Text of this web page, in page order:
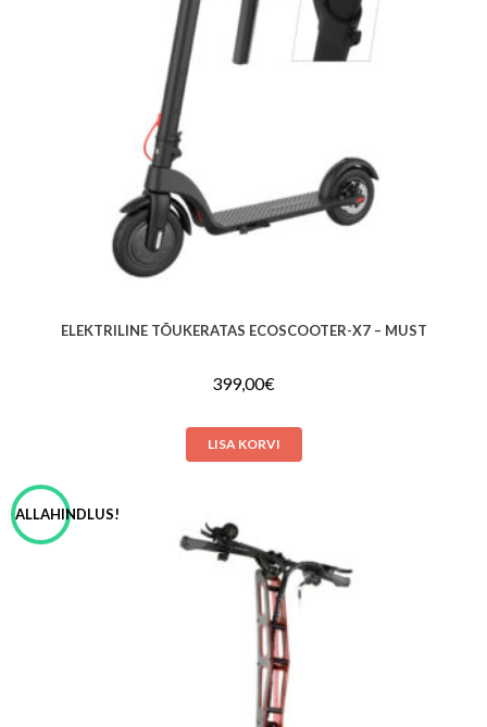
ELEKTRILINE TÕUKERATAS ECOSCOOTER-X7 – MUST
399,00€
LISA KORVI
ALLAHINDLUS!